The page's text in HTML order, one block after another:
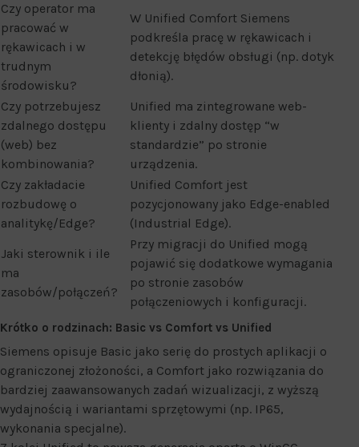
Czy operator ma
pracować w
rękawicach i w
trudnym
środowisku?
W Unified Comfort Siemens
podkreśla pracę w rękawicach i
detekcję błędów obsługi (np. dotyk
dłonią).
Czy potrzebujesz
zdalnego dostępu
(web) bez
kombinowania?
Unified ma zintegrowane web-
klienty i zdalny dostęp “w
standardzie” po stronie
urządzenia.
Czy zakładacie
rozbudowę o
analitykę/Edge?
Unified Comfort jest
pozycjonowany jako Edge-enabled
(Industrial Edge).
Jaki sterownik i ile
ma
zasobów/połączeń?
Przy migracji do Unified mogą
pojawić się dodatkowe wymagania
po stronie zasobów
połączeniowych i konfiguracji.
Krótko o rodzinach: Basic vs Comfort vs Unified
Siemens opisuje Basic jako serię do prostych aplikacji o
ograniczonej złożoności, a Comfort jako rozwiązania do
bardziej zaawansowanych zadań wizualizacji, z wyższą
wydajnością i wariantami sprzętowymi (np. IP65,
wykonania specjalne).